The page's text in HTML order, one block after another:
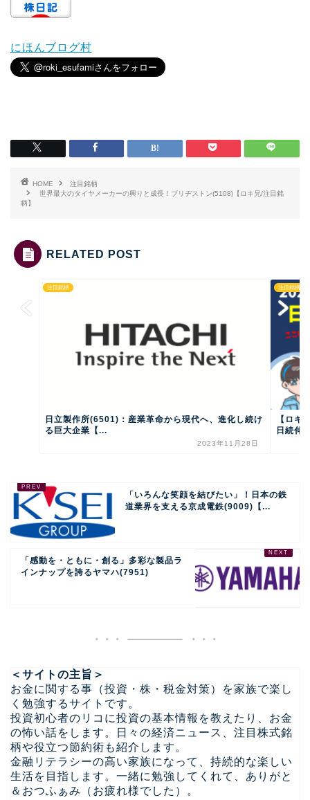
にほんブログ村
HOME
注目銘柄
世界最大のタイヤメーカーの興りと成長！ブリヂストン(5108)【ロキ兄/注目銘
柄】
RELATED POST
注目銘柄
日立製作所(6501)：産業革命から現代へ、進化し続け
る巨大企業【...
2023年11月28日
注目銘柄
【ロキ
日続伸
「いろんな笑顔を結びたい」！日本の鉄
道業界を支える京成電鉄(9009)【...
「感動を・ともに・創る」多彩な製品ラ
インナップを誇るヤマハ(7951)
＜サイトの主旨＞
お金に関する事（投資・株・税金対策）を家族で楽し
く勉強するサイトです。
投資初心者のリコに投資の基本情報を教えたり、お金
の怖い話をします。日々の経済ニュース、注目株式銘
柄や役立つ節約術も紹介します。
金融リテラシーの高い家族になって、持続的な楽しい
生活を目指します。一緒に勉強してくれて、ありがと
＆おつふぁみ（お疲れ様でした）。